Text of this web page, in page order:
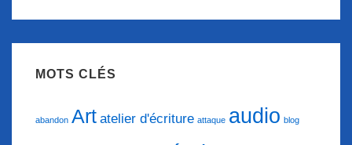
MOTS CLÉS
abandon Art atelier d'écriture attaque audio blog